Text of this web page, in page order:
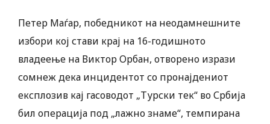
Петер Маѓар, победникот на неодамнешните
избори кој стави крај на 16-годишното
владеење на Виктор Орбан, отворено изрази
сомнеж дека инцидентот со пронајдениот
експлозив кај гасоводот „Турски тек“ во Србија
бил операција под „лажно знаме“, темпирана